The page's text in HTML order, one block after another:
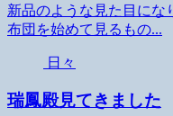
新品のような見た目にな
布団を始めて見るもの...
日々
瑞鳳殿見てきました